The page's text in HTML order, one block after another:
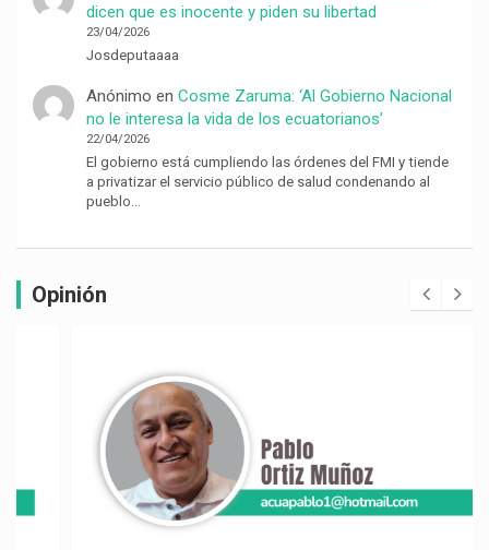
dicen que es inocente y piden su libertad
23/04/2026
Josdeputaaaa
Anónimo en Cosme Zaruma: ‘Al Gobierno Nacional
no le interesa la vida de los ecuatorianos’
22/04/2026
El gobierno está cumpliendo las órdenes del FMI y tiende
a privatizar el servicio público de salud condenando al
pueblo…
Opinión